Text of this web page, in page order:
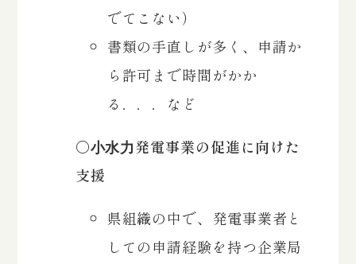
でてこない）
書類の手直しが多く、申請か
ら許可まで時間がかか
る．．．など
〇⼩⽔⼒発電事業の促進に向けた
支援
県組織の中で、発電事業者と
しての申請経験を持つ企業局